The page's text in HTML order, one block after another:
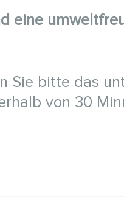
eine
Sie bitte das
von 30